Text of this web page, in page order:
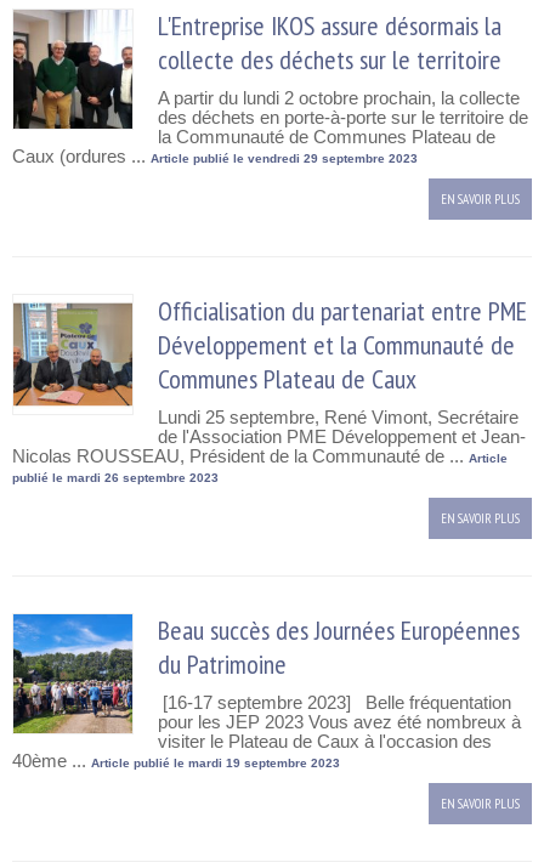
L'Entreprise IKOS assure désormais la
collecte des déchets sur le territoire
A partir du lundi 2 octobre prochain, la collecte
des déchets en porte-à-porte sur le territoire de
la Communauté de Communes Plateau de
Caux (ordures ... Article publié le vendredi 29 septembre 2023
EN SAVOIR PLUS
Officialisation du partenariat entre PME
Développement et la Communauté de
Communes Plateau de Caux
Lundi 25 septembre, René Vimont, Secrétaire
de l'Association PME Développement et Jean-
Nicolas ROUSSEAU, Président de la Communauté de ... Article
publié le mardi 26 septembre 2023
EN SAVOIR PLUS
Beau succès des Journées Européennes
du Patrimoine
[16-17 septembre 2023] Belle fréquentation
pour les JEP 2023 Vous avez été nombreux à
visiter le Plateau de Caux à l'occasion des
40ème ... Article publié le mardi 19 septembre 2023
EN SAVOIR PLUS